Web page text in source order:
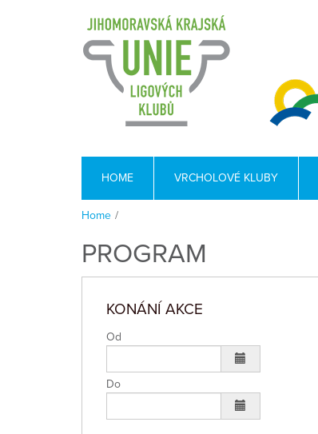
HOME VRCHOLOVÉ KLUBY
Home /
PROGRAM
KONÁNÍ AKCE
Od
Do